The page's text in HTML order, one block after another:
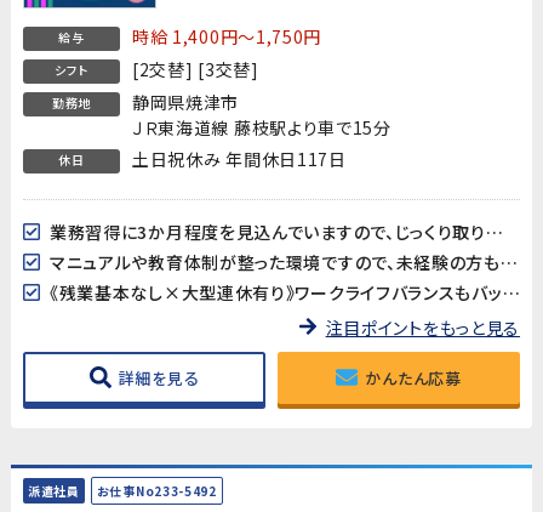
給与 時給 1,400円～1,750円
シフト [2交替] [3交替]
勤務地
静岡県焼津市
ＪＲ東海道線 藤枝駅より車で15分
休日 土日祝休み 年間休日117日
業務習得に3か月程度を見込んでいますので、じっくり取り組みたい、長期的な就業を考えていらっしゃる方歓迎!
マニュアルや教育体制が整った環境ですので、未経験の方もこの機会に是非チャレンジしてみてください!
《残業基本なし×大型連休有り》ワークライフバランスもバッチリ♪
注目ポイントをもっと見る
詳細を見る かんたん応募
派遣社員 お仕事No233-5492